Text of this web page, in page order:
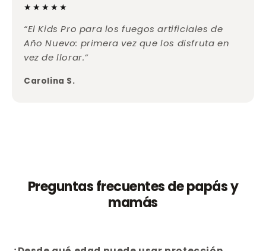
★★★★★
“El Kids Pro para los fuegos artificiales de
Año Nuevo: primera vez que los disfruta en
vez de llorar.”
Carolina S.
Preguntas frecuentes de papás y
mamás